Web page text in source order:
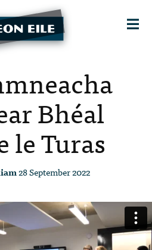
Bhéal
le Turas
28 September 2022